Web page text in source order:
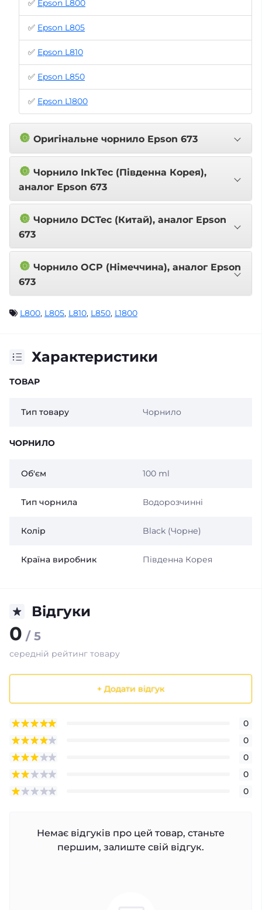
✅ Epson L800
✅ Epson L805
✅ Epson L810
✅ Epson L850
✅ Epson L1800
🔘 Оригінальне чорнило Epson 673
🔘 Чорнило InkTec (Південна Корея),
аналог Epson 673
🔘 Чорнило DCTec (Китай), аналог Epson
673
🔘 Чорнило OCP (Німеччина), аналог Epson
673
L800, L805, L810, L850, L1800
Характеристики
ТОВАР
Тип товару Чорнило
ЧОРНИЛО
Об'єм 100 ml
Тип чорнила Водорозчинні
Колір Black (Чорне)
Країна виробник Південна Корея
Відгуки
0 / 5
середній рейтинг товару
+ Додати відгук
0
0
0
0
0
Немає відгуків про цей товар, станьте
першим, залиште свій відгук.